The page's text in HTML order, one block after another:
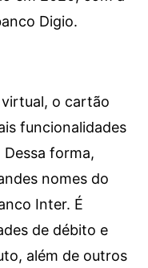
Digio.
o cartão
funcionalidades
forma,
nomes do
Inter. É
de débito e
além de outros